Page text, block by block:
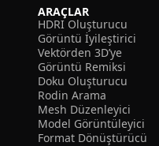
ARAÇLAR
HDRI Oluşturucu
Görüntü İyileştirici
Vektörden 3D’ye
Görüntü Remiksi
Doku Oluşturucu
Rodin Arama
Mesh Düzenleyici
Model Görüntüleyici
Format Dönüştürücü